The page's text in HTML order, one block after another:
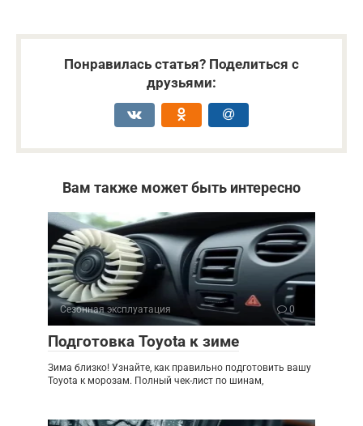
Понравилась статья? Поделиться с
друзьями:
Вам также может быть интересно
Сезонная эксплуатация 0
Подготовка Toyota к зиме
Зима близко! Узнайте, как правильно подготовить вашу
Toyota к морозам. Полный чек-лист по шинам,